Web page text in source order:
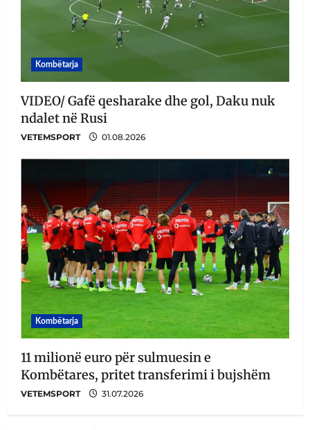
Kombëtarja
VIDEO/ Gafë qesharake dhe gol, Daku nuk
ndalet në Rusi
VETEMSPORT 01.08.2026
Kombëtarja
11 milionë euro për sulmuesin e
Kombëtares, pritet transferimi i bujshëm
VETEMSPORT 31.07.2026